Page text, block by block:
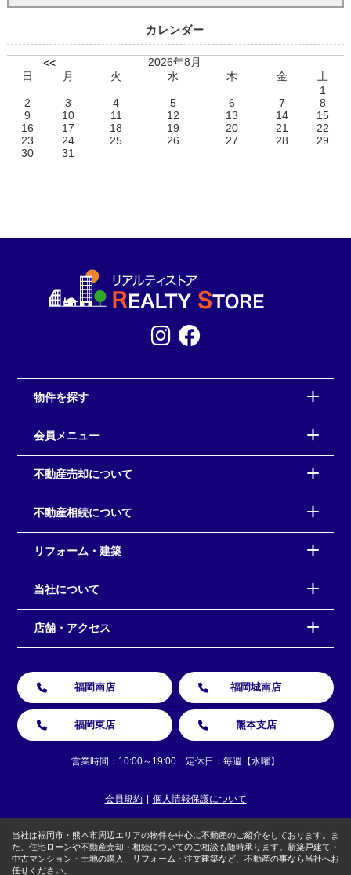
カレンダー
<<
2026年8月
日
月 火 水 木 金
土
1
2
3 4 5 6 7
8
9
10 11 12 13 14
15
16
17 18 19 20 21
22
23
24 25 26 27 28
29
30
31
物件を探す
会員メニュー
不動産売却について
不動産相続について
リフォーム・建築
当社について
店舗・アクセス
福岡南店 福岡城南店
福岡東店 熊本支店
営業時間：10:00～19:00 定休日：毎週【水曜】
会員規約 個人情報保護について
当社は福岡市・熊本市周辺エリアの物件を中心に不動産のご紹介をしております。ま
た、住宅ローンや不動産売却・相続についてのご相談も随時承ります。新築戸建て・
中古マンション・土地の購入、リフォーム・注文建築など、不動産の事なら当社へお
任せください。